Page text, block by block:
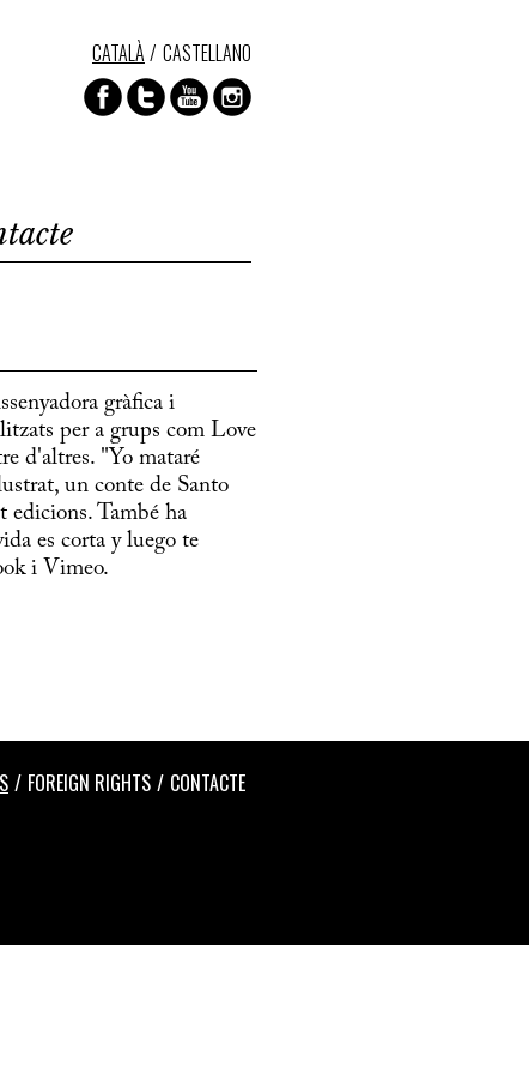
CATALÀ CASTELLANO
gràfica i
per a grups com Love
d'altres. "Yo mataré
un conte de Santo
edicions. També ha
es corta y luego te
i Vimeo.
FOREIGN RIGHTS CONTACTE